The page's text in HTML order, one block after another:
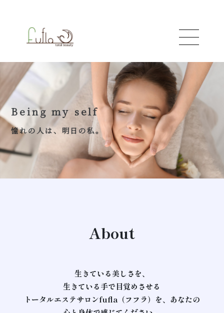
About
For guest
Face
Body
Fem
Access
Being my self
憧れの人は、明日の私。
About
生きている美しさを、
​​​​​​​生きている手で目覚めさせる
トータルエステサロン​​​​​​​fufla（フフラ）を、​​​​​​​あなたの